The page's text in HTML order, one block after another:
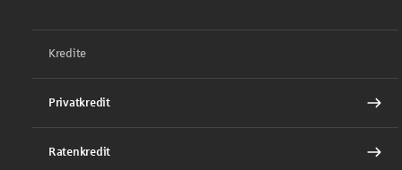
Kredite
Privatkredit
Ratenkredit